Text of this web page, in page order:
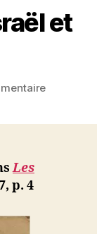
et
sur
Les
p. 4